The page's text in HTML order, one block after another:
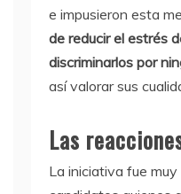
e impusieron esta
de reducir el estrés
discriminarlos por
así valorar sus
Las
La iniciativa fue